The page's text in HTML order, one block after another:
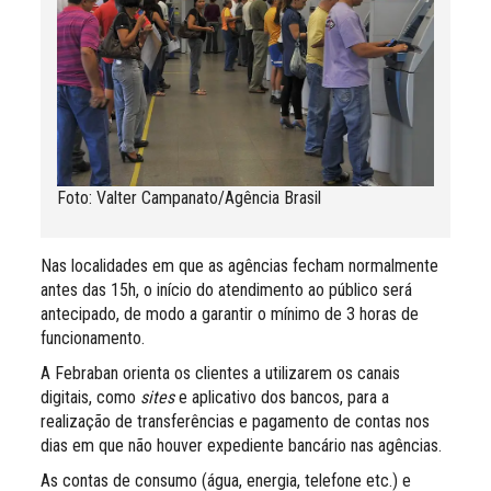
Foto: Valter Campanato/Agência Brasil
Nas localidades em que as agências fecham normalmente
antes das 15h, o início do atendimento ao público será
antecipado, de modo a garantir o mínimo de 3 horas de
funcionamento.
A Febraban orienta os clientes a utilizarem os canais
digitais, como sitese aplicativo dos bancos, para a
realização de transferências e pagamento de contas nos
dias em que não houver expediente bancário nas agências.
As contas de consumo (água, energia, telefone etc.) e